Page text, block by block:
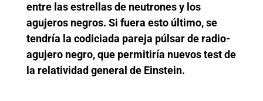
entre las estrellas de neutrones y los
agujeros negros. Si fuera esto último, se
tendría la codiciada pareja púlsar de radio-
agujero negro, que permitiría nuevos test de
la relatividad general de Einstein.